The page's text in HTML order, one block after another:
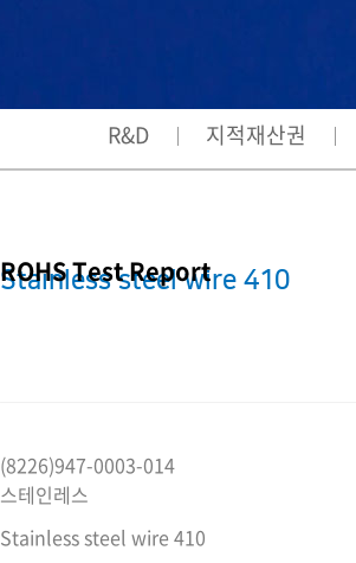
R&D 지적재산권
ROHS Test Report
Stainless steel wire 410
(8226)947-0003-014
스테인레스
Stainless steel wire 410